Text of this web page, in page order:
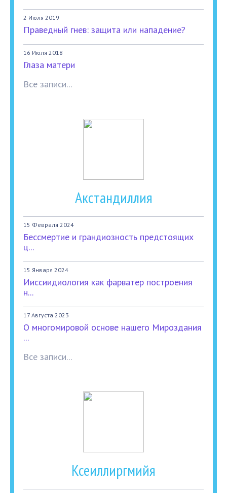
2 Июля 2019
Праведный гнев: защита или нападение?
16 Июля 2018
Глаза матери
Все записи...
Акстандиллия
15 Февраля 2024
Бессмертие и грандиозность предстоящих
ц...
15 Января 2024
Ииссиидиология как фарватер построения
н...
17 Августа 2023
О многомировой основе нашего Мироздания
...
Все записи...
Ксеиллиргмийя